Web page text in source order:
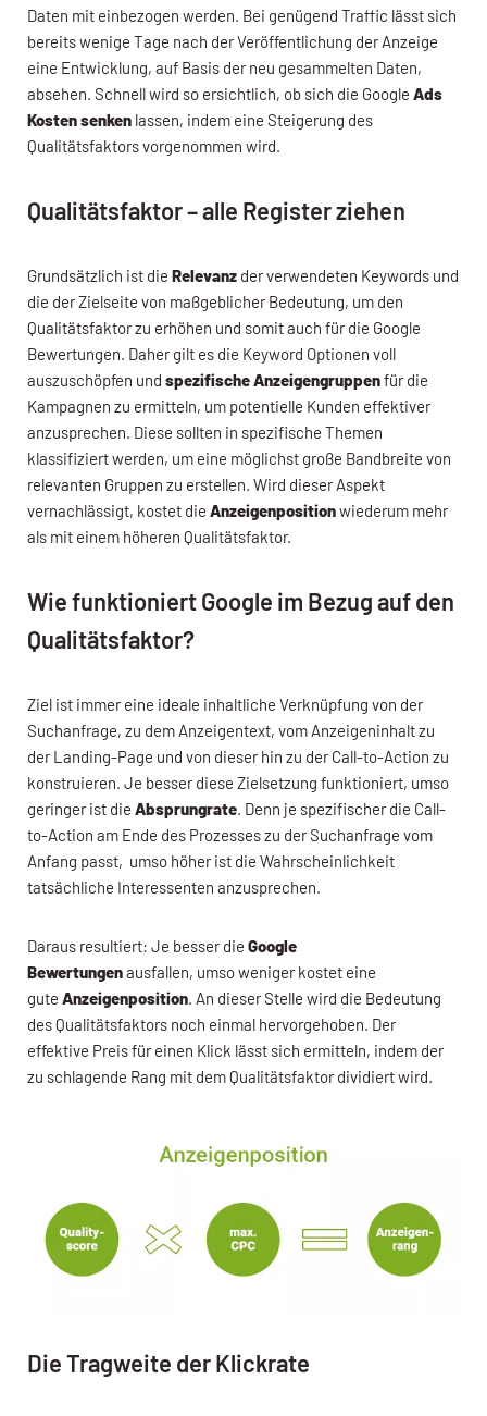
Daten mit einbezogen werden. Bei genügend Traffic lässt sich
bereits wenige Tage nach der Veröffentlichung der Anzeige
eine Entwicklung, auf Basis der neu gesammelten Daten,
absehen. Schnell wird so ersichtlich, ob sich die Google Ads
Kosten senken lassen, indem eine Steigerung des
Qualitätsfaktors vorgenommen wird.
Qualitätsfaktor – alle Register ziehen
Grundsätzlich ist die Relevanz der verwendeten Keywords und
die der Zielseite von maßgeblicher Bedeutung, um den
Qualitätsfaktor zu erhöhen und somit auch für die Google
Bewertungen. Daher gilt es die Keyword Optionen voll
auszuschöpfen und spezifische Anzeigengruppenfür die
Kampagnen zu ermitteln, um potentielle Kunden effektiver
anzusprechen. Diese sollten in spezifische Themen
klassifiziert werden, um eine möglichst große Bandbreite von
relevanten Gruppen zu erstellen. Wird dieser Aspekt
vernachlässigt, kostet die Anzeigenpositionwiederum mehr
als mit einem höheren Qualitätsfaktor.
Wie funktioniert Google im Bezug auf den
Qualitätsfaktor?
Ziel ist immer eine ideale inhaltliche Verknüpfung von der
Suchanfrage, zu dem Anzeigentext, vom Anzeigeninhalt zu
der Landing-Page und von dieser hin zu der Call-to-Action zu
konstruieren. Je besser diese Zielsetzung funktioniert, umso
geringer ist die Absprungrate. Denn je spezifischer die Call-
to-Action am Ende des Prozesses zu der Suchanfrage vom
Anfang passt, umso höher ist die Wahrscheinlichkeit
tatsächliche Interessenten anzusprechen.
Daraus resultiert: Je besser die Google
Bewertungenausfallen, umso weniger kostet eine
gute Anzeigenposition. An dieser Stelle wird die Bedeutung
des Qualitätsfaktors noch einmal hervorgehoben. Der
effektive Preis für einen Klick lässt sich ermitteln, indem der
zu schlagende Rang mit dem Qualitätsfaktor dividiert wird.
Die Tragweite der Klickrate